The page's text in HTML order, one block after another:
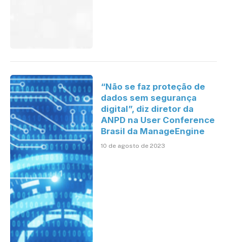
“Não se faz proteção de
dados sem segurança
digital”, diz diretor da
ANPD na User Conference
Brasil da ManageEngine
10 de agosto de 2023